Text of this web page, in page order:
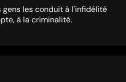
gens les conduit à l'infidélité
à la criminalité.